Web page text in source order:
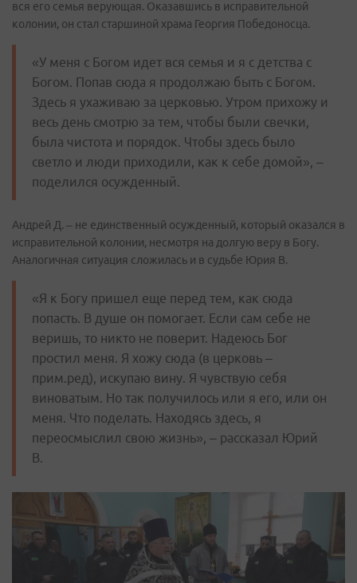
вся его семья верующая. Оказавшись в исправительной
колонии, он стал старшиной храма Георгия Победоносца.
«У меня с Богом идет вся семья и я с детства с
Богом. Попав сюда я продолжаю быть с Богом.
Здесь я ухаживаю за церковью. Утром прихожу и
весь день смотрю за тем, чтобы были свечки,
была чистота и порядок. Чтобы здесь было
светло и люди приходили, как к себе домой», –
поделился осужденный.
Андрей Д. – не единственный осужденный, который оказался в
исправительной колонии, несмотря на долгую веру в Богу.
Аналогичная ситуация сложилась и в судьбе Юрия В.
«Я к Богу пришел еще перед тем, как сюда
попасть. В душе он помогает. Если сам себе не
веришь, то никто не поверит. Надеюсь Бог
простил меня. Я хожу сюда (в церковь –
прим.ред), искупаю вину. Я чувствую себя
виноватым. Но так получилось или я его, или он
меня. Что поделать. Находясь здесь, я
переосмыслил свою жизнь», – рассказал Юрий
В.